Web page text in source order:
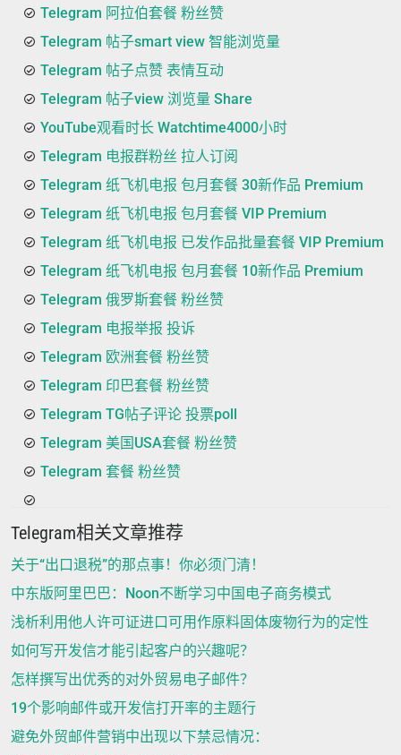
Telegram 阿拉伯套餐 粉丝赞
Telegram 帖子smart view 智能浏览量
Telegram 帖子点赞 表情互动
Telegram 帖子view 浏览量 Share
YouTube观看时长 Watchtime4000小时
Telegram 电报群粉丝 拉人订阅
Telegram 纸飞机电报 包月套餐 30新作品 Premium
Telegram 纸飞机电报 包月套餐 VIP Premium
Telegram 纸飞机电报 已发作品批量套餐 VIP Premium
Telegram 纸飞机电报 包月套餐 10新作品 Premium
Telegram 俄罗斯套餐 粉丝赞
Telegram 电报举报 投诉
Telegram 欧洲套餐 粉丝赞
Telegram 印巴套餐 粉丝赞
Telegram TG帖子评论 投票poll
Telegram 美国USA套餐 粉丝赞
Telegram 套餐 粉丝赞
Telegram相关文章推荐
关于“出口退税”的那点事！你必须门清！
中东版阿里巴巴：Noon不断学习中国电子商务模式
浅析利用他人许可证进口可用作原料固体废物行为的定性
如何写开发信才能引起客户的兴趣呢？
怎样撰写出优秀的对外贸易电子邮件？
19个影响邮件或开发信打开率的主题行
避免外贸邮件营销中出现以下禁忌情况：